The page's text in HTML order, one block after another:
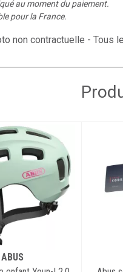
au moment du paiement.
pour la France.
non contractuelle - Tous
ABUS